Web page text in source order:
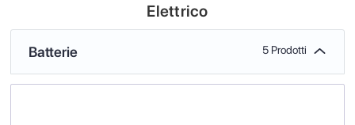
Elettrico
Batterie 5 Prodotti